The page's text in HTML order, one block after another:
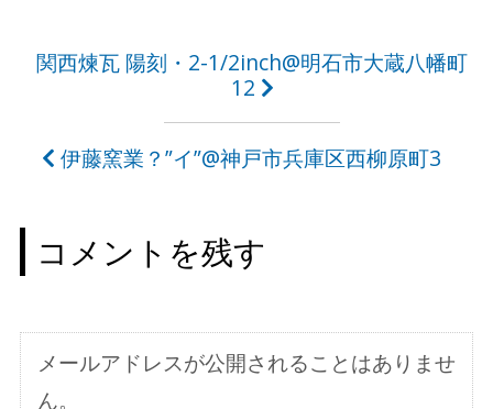
投
ナ
ゲ
ー
ョ
ン
関西煉瓦 陽刻・2-1/2inch@明石市大蔵八幡町
12
伊藤窯業？”イ”@神戸市兵庫区西柳原町3
コメントを残す
メールアドレスが公開されることはありませ
ん。